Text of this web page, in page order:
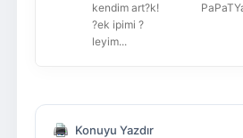
kendim art?k!
?ek ipimi ?
leyim...
Konuyu Yazdır